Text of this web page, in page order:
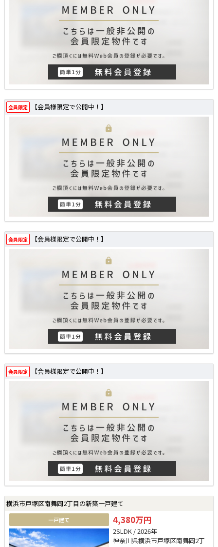
会員限定 【会員様限定で公開中！】
会員限定 【会員様限定で公開中！】
会員限定 【会員様限定で公開中！】
横浜市戸塚区南舞岡2丁目の新築一戸建て
一戸建て 4,380万円
2SLDK / 2026年
神奈川県横浜市戸塚区南舞岡2丁